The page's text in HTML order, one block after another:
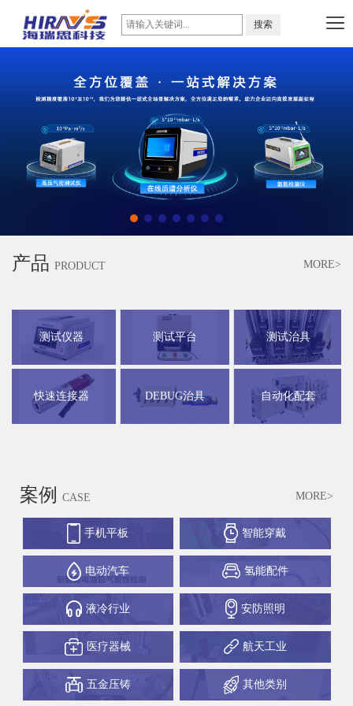
产品 PRODUCT MORE>
测试仪器 测试平台 测试治具
快速连接器 DEBUG治具 自动化配套
案例 CASE MORE>
手机平板 智能穿戴
电动汽车 氢能配件
液冷行业 安防照明
医疗器械 航天工业
五金压铸 其他类别